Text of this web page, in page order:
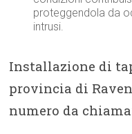
proteggendola da
intrusi.
Installazione di
provincia di
numero da